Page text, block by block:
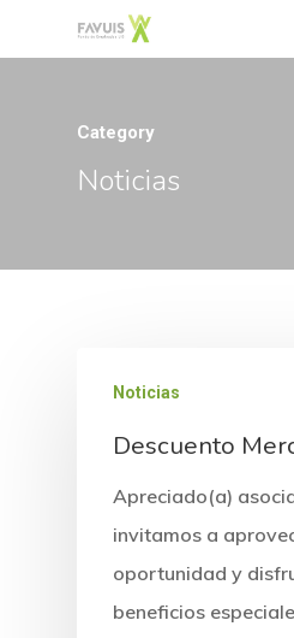
Category
Noticias
Noticias
Descuento
Apreciado(a)
invitamos a
oportunidad y
beneficios